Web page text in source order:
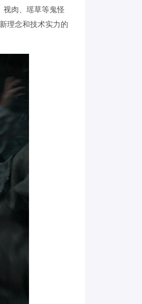
视肉、瑶草等鬼怪
理念和技术实力的